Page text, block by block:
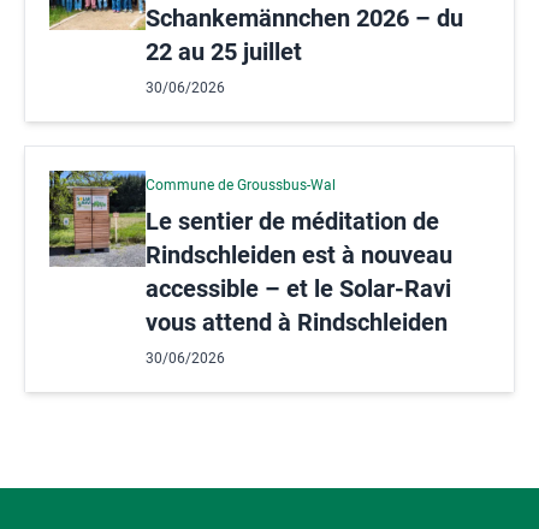
Schankemännchen 2026 – du
22 au 25 juillet
30/06/2026
Commune de Groussbus-Wal
Le sentier de méditation de
Rindschleiden est à nouveau
accessible – et le Solar-Ravi
vous attend à Rindschleiden
30/06/2026